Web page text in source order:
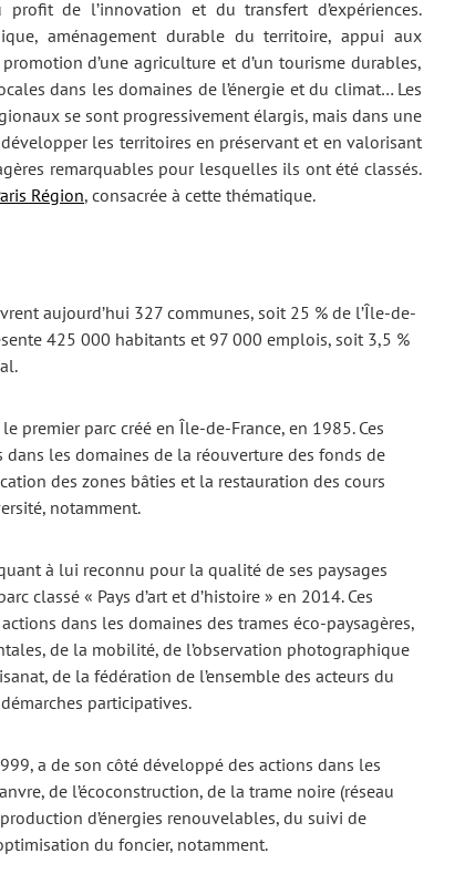
de l’innovation et du transfert d’expériences.
aménagement durable du territoire, appui aux
d’une agriculture et d’un tourisme durables,
dans les domaines de l’énergie et du climat… Les
se sont progressivement élargis, mais dans une
les territoires en préservant et en valorisant
remarquables pour lesquelles ils ont été classés.
Région, consacrée à cette thématique.
aujourd’hui 327 communes, soit 25 % de l’Île-de-
425 000 habitants et 97 000 emplois, soit 3,5 %
premier parc créé en Île-de-France, en 1985. Ces
les domaines de la réouverture des fonds de
des zones bâties et la restauration des cours
notamment.
à lui reconnu pour la qualité de ses paysages
classé « Pays d’art et d’histoire » en 2014. Ces
dans les domaines des trames éco-paysagères,
de la mobilité, de l’observation photographique
de la fédération de l’ensemble des acteurs du
participatives.
a de son côté développé des actions dans les
de l’écoconstruction, de la trame noire (réseau
d’énergies renouvelables, du suivi de
du foncier, notamment.